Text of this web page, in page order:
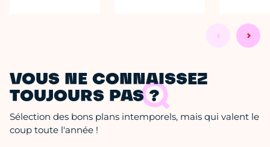
VOUS NE CONNAISSEZ
TOUJOURS PAS ?
Sélection des bons plans intemporels, mais qui valent le
coup toute l'année !